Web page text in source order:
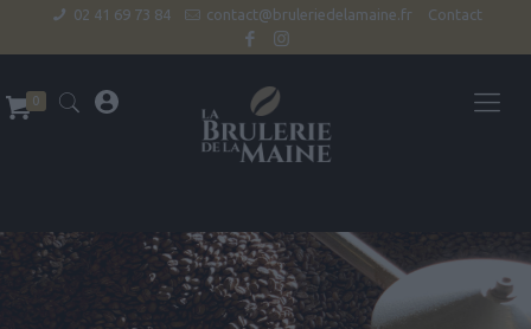
02 41 69 73 84 contact@bruleriedelamaine.fr Contact
0